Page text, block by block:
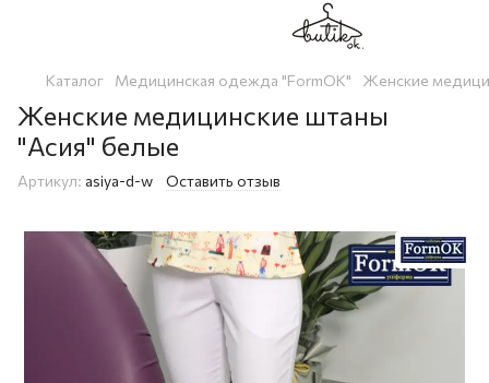
Каталог Медицинская одежда "FormOK" Женские
Женские медицинские штаны
"Асия" белые
Артикул: asiya-d-w Оставить отзыв